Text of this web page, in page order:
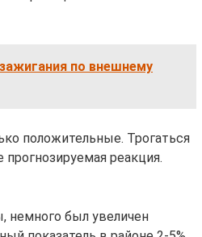
по внешнему
положительные. Трогаться
прогнозируемая реакция.
немного был увеличен